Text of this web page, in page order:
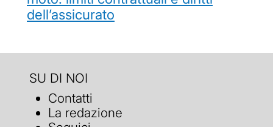
dell’assicurato
SU DI NOI
Contatti
La redazione